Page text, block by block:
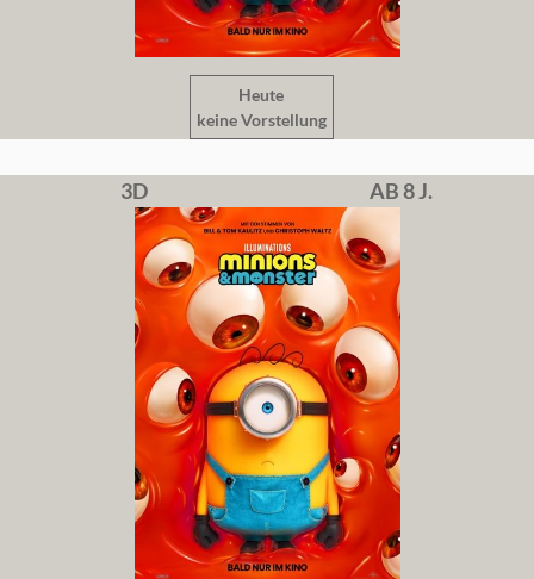
Heute
keine Vorstellung
3D AB 8 J.